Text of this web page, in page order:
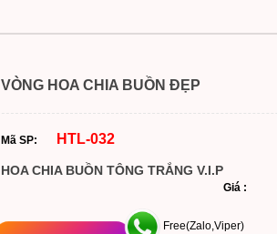
VÒNG HOA CHIA BUỒN ĐẸP
Mã SP: HTL-032
HOA CHIA BUỒN TÔNG TRẮNG V.I.P
Giá :
Free(Zalo,Viper)